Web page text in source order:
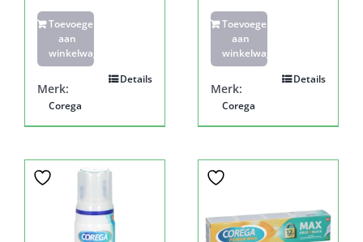
Toevoegen
aan
winkelwagen
Details
Merk:
Corega
Toevoegen
aan
winkelwagen
Details
Merk:
Corega